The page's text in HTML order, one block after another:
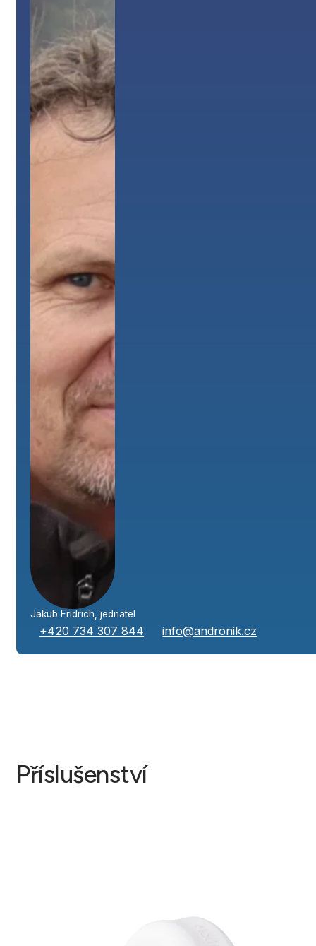
Jakub Fridrich, jednatel
+420 734 307 844 info@andronik.cz
Příslušenství